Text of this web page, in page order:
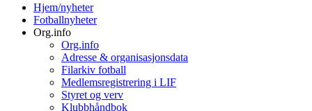
Hjem/nyheter
Fotballnyheter
Org.info
Org.info
Adresse & organisasjonsdata
Filarkiv fotball
Medlemsregistrering i LIF
Styret og verv
Klubbhåndbok